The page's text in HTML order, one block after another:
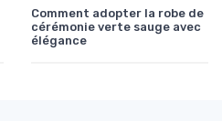
Comment adopter la robe de
cérémonie verte sauge avec
élégance